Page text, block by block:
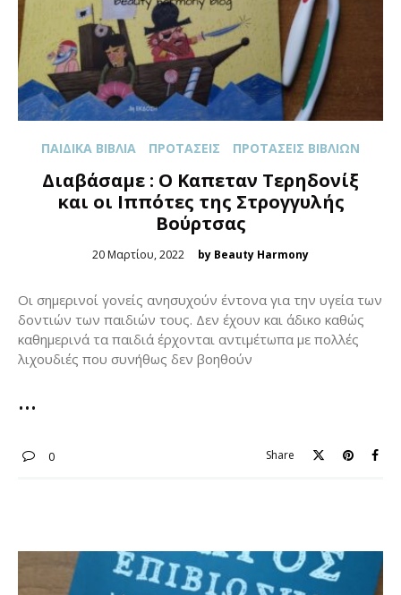
ΠΑΙΔΙΚΆ ΒΙΒΛΊΑ ΠΡΟΤΆΣΕΙΣ ΠΡΟΤΆΣΕΙΣ ΒΙΒΛΊΩΝ
Διαβάσαμε : O Καπεταν Τερηδονίξ
και οι Ιππότες της Στρογγυλής
Βούρτσας
Posted
20 Μαρτίου, 2022 by Beauty Harmony
Οι σημερινοί γονείς ανησυχούν έντονα για την υγεία των
δοντιών των παιδιών τους. Δεν έχουν και άδικο καθώς
καθημερινά τα παιδιά έρχονται αντιμέτωπα με πολλές
λιχουδιές που συνήθως δεν βοηθούν
0 Share